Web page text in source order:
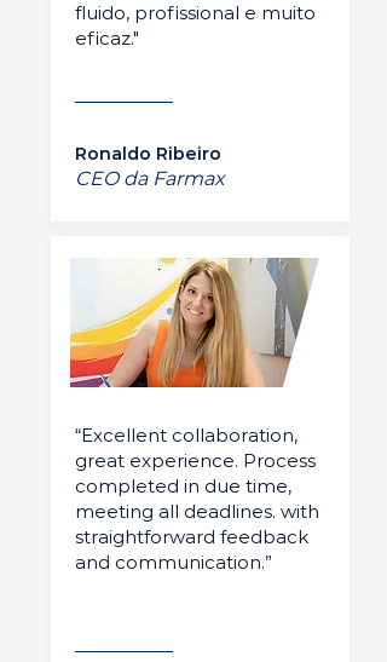
fluido, profissional e muito
eficaz."
Ronaldo Ribeiro
CEO da Farmax
“Excellent collaboration,
great experience. Process
completed in due time,
meeting all deadlines. with
straightforward feedback
and communication.”